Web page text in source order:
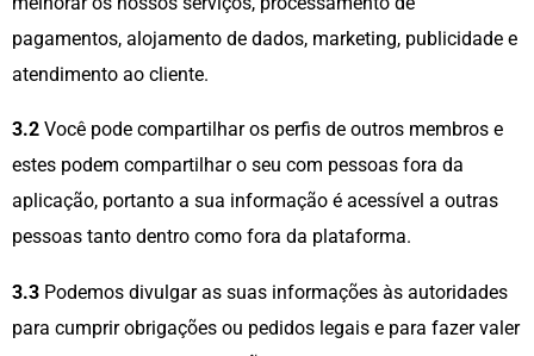
pagamentos, alojamento de dados, marketing, publicidade e
atendimento ao cliente.
3.2 Você pode compartilhar os perfis de outros membros e
estes podem compartilhar o seu com pessoas fora da
aplicação, portanto a sua informação é acessível a outras
pessoas tanto dentro como fora da plataforma.
3.3 Podemos divulgar as suas informações às autoridades
para cumprir obrigações ou pedidos legais e para fazer valer